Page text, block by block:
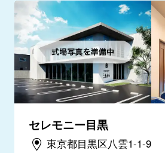
セレモニー目黒
東京都目黒区八雲1-1-9